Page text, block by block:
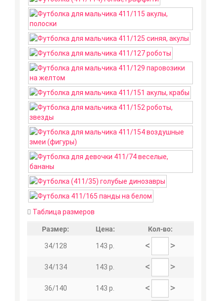
Таблица размеров
Размер: Цена: Кол-во:
34/128 143 р. < >
34/134 143 р. < >
36/140 143 р. < >